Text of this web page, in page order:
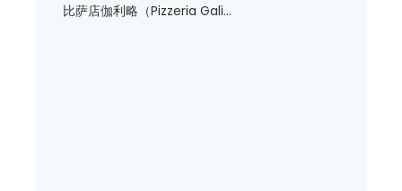
比萨店伽利略（Pizzeria Gali...